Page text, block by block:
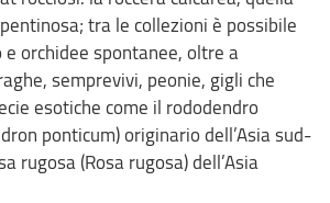
tra le collezioni è possibile
orchidee spontanee, oltre a
semprevivi, peonie, gigli che
esotiche come il rododendro
ponticum) originario dell’Asia sud-
rugosa (Rosa rugosa) dell’Asia